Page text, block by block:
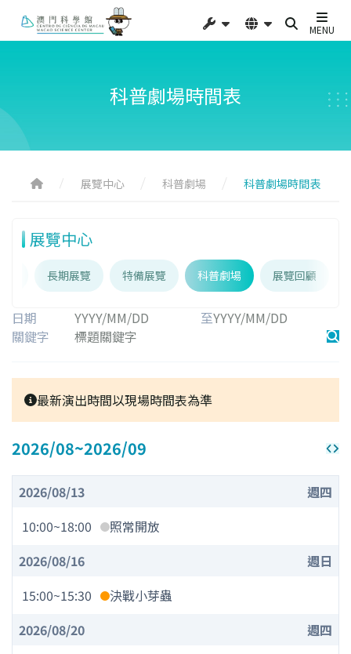
MENU
科普劇場時間表
展覽中心 科普劇場 科普劇場時間表
展覽中心
長期展覽 特備展覽 科普劇場 展覽回顧
日期
至
關鍵字
最新演出時間以現場時間表為準
2026/08~2026/09
2026/08/13
週四
10:00~18:00
照常開放
2026/08/16
週日
15:00~15:30
​決戰小芽蟲
2026/08/20
週四